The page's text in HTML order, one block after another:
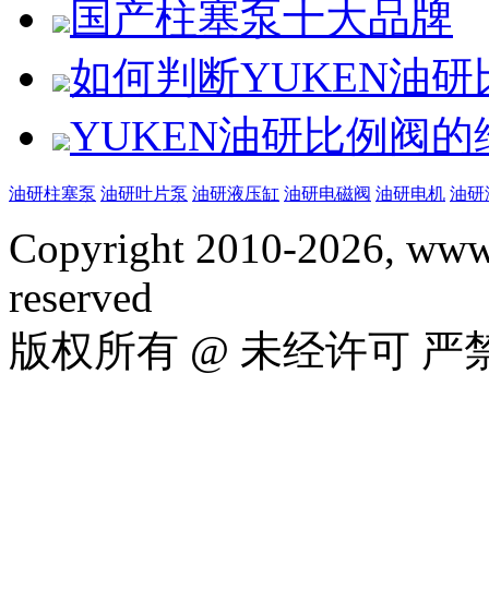
国产柱塞泵十大品牌
如何判断YUKEN油
YUKEN油研比例阀的
油研柱塞泵 油研叶片泵 油研液压缸 油研电磁阀 油研电机 油研
Copyright 2010-2026,
reserved
版权所有 @ 未经许可 严